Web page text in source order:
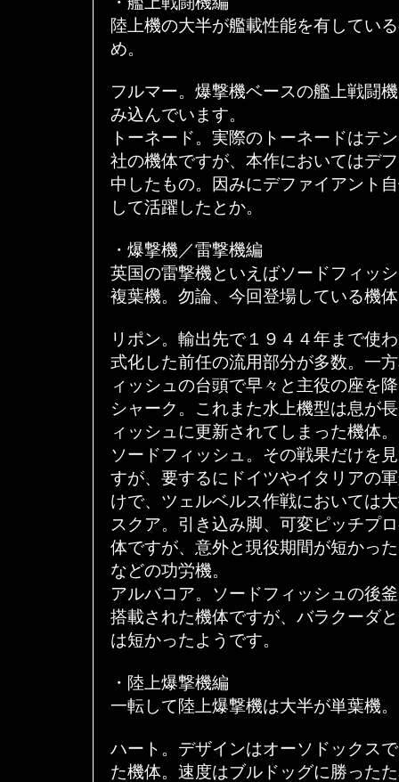
陸上機の大半が艦載性能を有してい
め。
フルマー。爆撃機ベースの艦上戦闘
み込んでいます。
トーネード。実際のトーネードはテ
社の機体ですが、本作においてはデ
中したもの。因みにデファイアント
して活躍したとか。
・爆撃機／雷撃機編
英国の雷撃機といえばソードフィッ
複葉機。勿論、今回登場している機
リポン。輸出先で１９４４年まで使
式化した前任の流用部分が多数。一
ィッシュの台頭で早々と主役の座を
シャーク。これまた水上機型は息が
ィッシュに更新されてしまった機体。
ソードフィッシュ。その戦果だけを
すが、要するにドイツやイタリアの
けで、ツェルベルス作戦においては
スクア。引き込み脚、可変ピッチプ
体ですが、意外と現役期間が短かっ
などの功労機。
アルバコア。ソードフィッシュの後
搭載された機体ですが、バラクーダ
は短かったようです。
・陸上爆撃機編
一転して陸上爆撃機は大半が単葉機。
ハート。デザインはオーソドックス
た機体。速度はブルドッグに勝った